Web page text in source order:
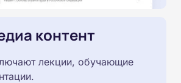
контент
лекции, обучающие